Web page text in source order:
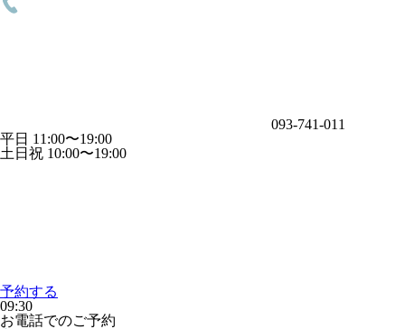
093-741-011
平日 11:00〜19:00
土日祝 10:00〜19:00
予約する
09:30
お電話でのご予約